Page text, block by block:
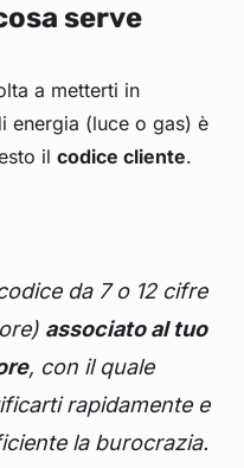
serve
a metterti in
energia (luce o gas) è
ilcodice cliente.
da 7 o 12 cifre
associato al tuo
, con il quale
rapidamente e
la burocrazia.